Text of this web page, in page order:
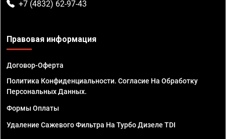
+7 (4832) 62-97-43
Правовая информация
Договор-Оферта
Политика Конфиденциальности. Согласие На Обработку
Персональных Данных.
Формы Оплаты
Удаление Сажевого Фильтра На Турбо Дизеле TDI